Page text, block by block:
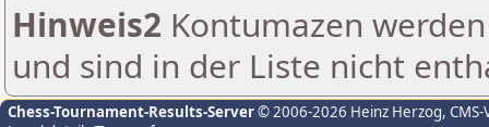
Hinweis2 Kontumazen
und sind in der Liste nicht
Chess-Tournament-Results-Server© 2006-2026 Heinz Herzog,